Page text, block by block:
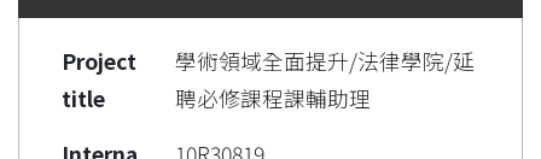
Project
title
學術領域全面提升/法律學院/延
聘必修課程課輔助理